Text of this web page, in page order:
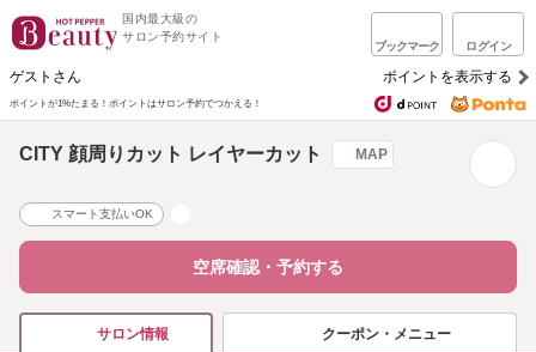
国内最大級の
サロン予約サイト
ブックマーク ログイン
ゲストさん ポイントを表示する
ポイントが1%たまる！ ポイントはサロン予約でつかえる！
CITY 顔周りカット レイヤーカット MAP
スマート支払いOK
空席確認・予約する
サロン情報 クーポン・メニュー